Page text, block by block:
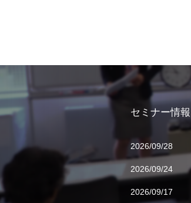
セミナー情報
2026/09/28
2026/09/24
2026/09/17